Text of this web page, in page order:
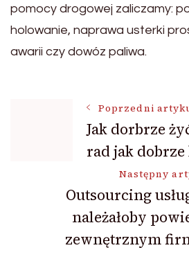
pomocy drogowej zaliczamy:
holowanie, naprawa usterki
awarii czy dowóz paliwa.
Nawigacja
wpisu
Poprzedni
Jak dorbrze
rad jak
Następny
Outsourcing
należałoby
zewnętrznym